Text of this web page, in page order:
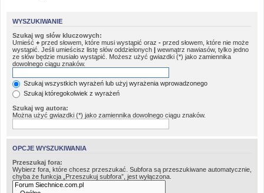
WYSZUKIWANIE
Szukaj wg słów kluczowych:
Umieść + przed słowem, które musi wystąpić oraz - przed słowem, które nie może
wystąpić. Jeśli umieścisz listę słów oddzielonych
wewnątrz nawiasów, tylko jedno
ze słów będzie musiało wystąpić. Możesz użyć gwiazdki (*) jako zamiennika
dowolnego ciągu znaków.
Szukaj wszystkich wyrażeń lub użyj wyrażenia wprowadzonego
Szukaj któregokolwiek z wyrażeń
Szukaj wg autora:
Można użyć gwiazdki (*) jako zamiennika dowolnego ciągu znaków.
OPCJE WYSZUKIWANIA
Przeszukaj fora:
Wybierz fora, które chcesz przeszukać. Subfora są przeszukiwane automatycznie,
chyba że funkcja „Przeszukuj subfora”, jest wyłączona.